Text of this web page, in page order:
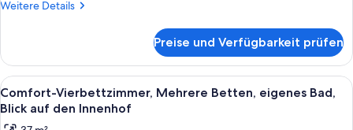
Weitere Details
Weitere
Dreibettzimmer,
Nichtraucher,
Stadtblick
Preise und Verfügbarkeit prüfen
Alle
Fotos
für
Ein Hotelzimmer mit einem großen
10
Comfort-Vierbettzimmer, Mehrere Betten, eigenes Bad,
Blick auf den Innenhof